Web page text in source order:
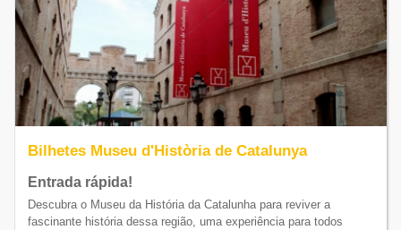
Bilhetes Museu d'Història de Catalunya
Entrada rápida!
Descubra o Museu da História da Catalunha para reviver a
fascinante história dessa região, uma experiência para todos